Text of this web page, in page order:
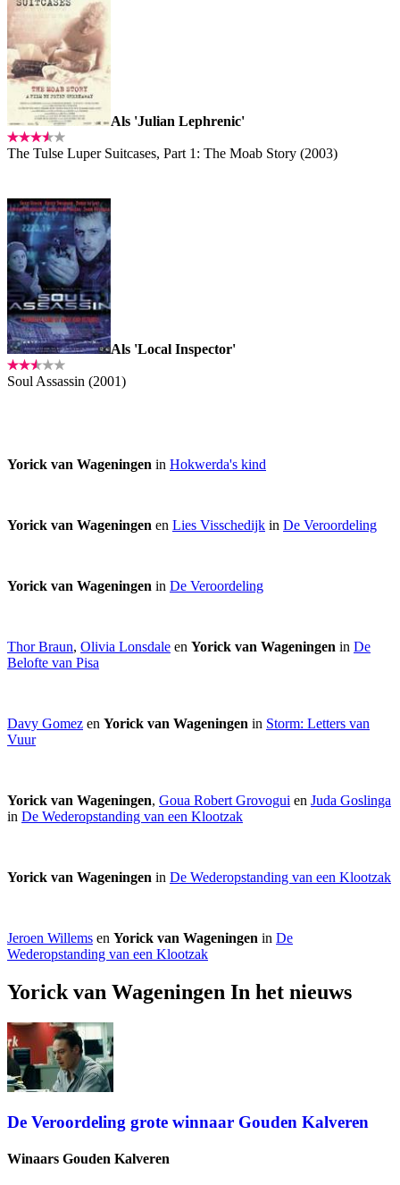
Als 'Julian Lephrenic'
The Tulse Luper Suitcases, Part 1: The Moab Story (2003)
Als 'Local Inspector'
Soul Assassin (2001)
Yorick van Wageningen in Hokwerda's kind
Yorick van Wageningen en Lies Visschedijk in De Veroordeling
Yorick van Wageningen in De Veroordeling
Thor Braun, Olivia Lonsdale en Yorick van Wageningen in De
Belofte van Pisa
Davy Gomez en Yorick van Wageningen in Storm: Letters van
Vuur
Yorick van Wageningen, Goua Robert Grovogui en Juda Goslinga
in De Wederopstanding van een Klootzak
Yorick van Wageningen in De Wederopstanding van een Klootzak
Jeroen Willems en Yorick van Wageningen in De
Wederopstanding van een Klootzak
Yorick van Wageningen In het nieuws
De Veroordeling grote winnaar Gouden Kalveren
Winaars Gouden Kalveren